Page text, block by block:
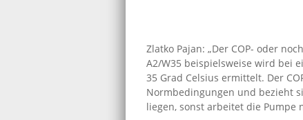
Zlatko Pajan: „Der COP- oder
A2/W35 beispielsweise wird bei
35 Grad Celsius ermittelt. Der
Normbedingungen und bezieht
liegen, sonst arbeitet die Pumpe